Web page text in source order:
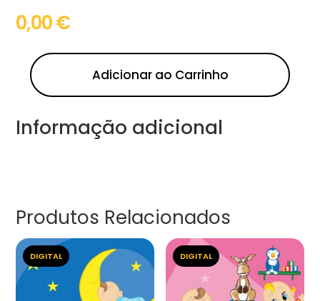
0,00€
Adicionar ao Carrinho
Informação adicional
Produtos Relacionados
DIGITAL DIGITAL